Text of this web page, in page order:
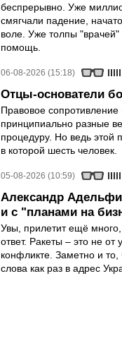
беспрерывно. Уже
смягчали падение,
воле. Уже толпы
помощь.
06-08-2026 (15:18)
Отцы-основатели
Правовое
принципиально разные
процедуру. Но ведь этой
в которой шесть человек.
05-08-2026 (10:59)
Александр
и с "планами на
Увы, прилетит ещё
ответ. Ракеты – это не от
конфликте. Заметно и
слова как раз в адрес